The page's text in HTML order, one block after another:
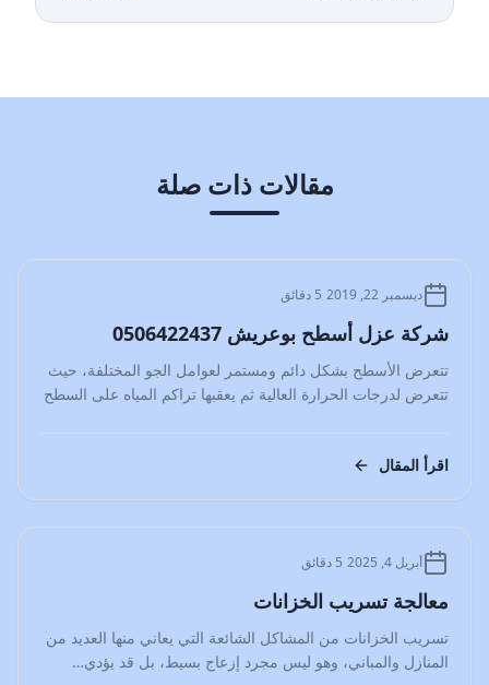
مقالات ذات صلة
المدونةديسمبر 22, 2019 5 دقائق
شركة عزل أسطح بوعريش 0506422437
تتعرض الأسطح بشكل دائم ومستمر لعوامل الجو المختلفة، حيث
تتعرض لدرجات الحرارة العالية ثم يعقبها تراكم المياه على السطح
اقرأ المقال
المدونة
أبريل 4, 2025 5 دقائق
معالجة تسريب الخزانات
تسريب الخزانات من المشاكل الشائعة التي يعاني منها العديد من
المنازل والمباني، وهو ليس مجرد إزعاج بسيط، بل قد يؤدي…